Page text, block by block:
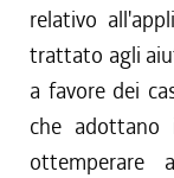
relativo
trattato agli
a favore dei
che adottano
ottemperare